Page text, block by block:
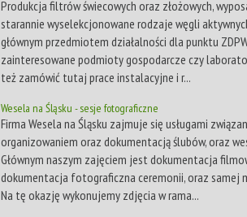
Produkcja filtrów świecowych oraz złożowych,
starannie wyselekcjonowane rodzaje węgli
głównym przedmiotem działalności dla punktu
zainteresowane podmioty gospodarcze czy
też zamówić tutaj prace instalacyjne i r...
Wesela na Śląsku - sesje fotograficzne
Firma Wesela na Śląsku zajmuje się usługami
organizowaniem oraz dokumentacją ślubów, oraz
Głównym naszym zajęciem jest dokumentacja
dokumentacja fotograficzna ceremonii, oraz samej
Na tę okazję wykonujemy zdjęcia w rama...